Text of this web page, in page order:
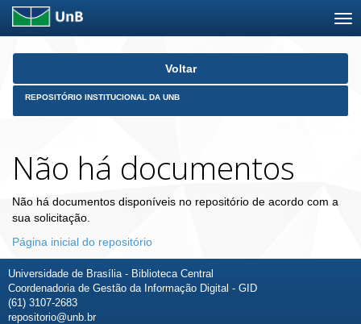
Skip
Voltar
REPOSITÓRIO INSTITUCIONAL DA UNB
Não há documentos
Não há documentos disponíveis no repositório de acordo com a
sua solicitação.
Página inicial do repositório
Universidade de Brasília - Biblioteca Central
Coordenadoria de Gestão da Informação Digital - GID
(61) 3107-2683
repositorio@unb.br